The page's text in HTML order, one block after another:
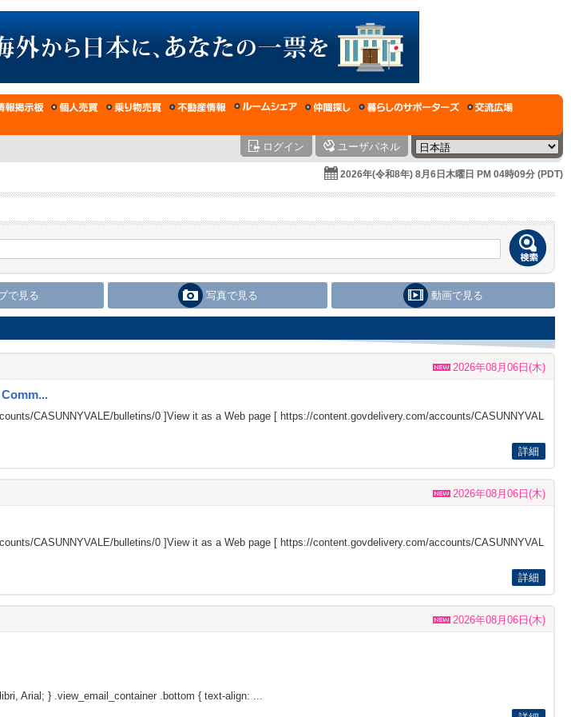
ログイン ユーザパネル
2026年(令和8年) 8月6日木曜日 PM 04時09分 (PDT)
で見る 写真で見る 動画で見る
2026年08月06日(木)
CASUNNYVALE/bulletins/0 ]View it as a Web page [ https://content.govdelivery.com/accounts/CASUNNYVAL
詳細
2026年08月06日(木)
CASUNNYVALE/bulletins/0 ]View it as a Web page [ https://content.govdelivery.com/accounts/CASUNNYVAL
詳細
2026年08月06日(木)
Arial; } .view_email_container .bottom { text-align: ...